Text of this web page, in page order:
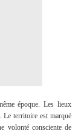
époque. Les lieux
Le territoire est marqué
volonté consciente de